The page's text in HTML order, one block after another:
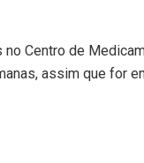
Centro de
assim que for